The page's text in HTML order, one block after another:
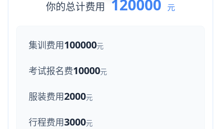
你的总计费用 120000 元
集训费用100000元
考试报名费10000元
服装费用2000元
行程费用3000元